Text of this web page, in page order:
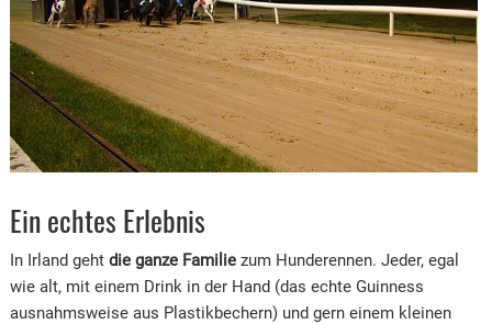
Ein echtes Erlebnis
In Irland geht die ganze Familiezum Hunderennen. Jeder, egal
wie alt, mit einem Drink in der Hand (das echte Guinness
ausnahmsweise aus Plastikbechern) und gern einem kleinen